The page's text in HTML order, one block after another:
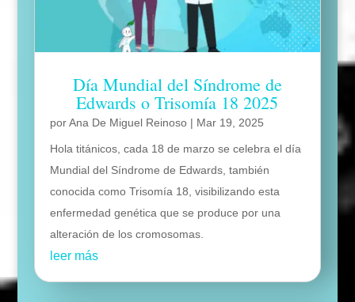
Día Mundial del Síndrome de
Edwards o Trisomía 18 2025
porAna De Miguel Reinoso| Mar 19, 2025
Hola titánicos, cada 18 de marzo se celebra el día
Mundial del Síndrome de Edwards, también
conocida como Trisomía 18, visibilizando esta
enfermedad genética que se produce por una
alteración de los cromosomas.
leer más